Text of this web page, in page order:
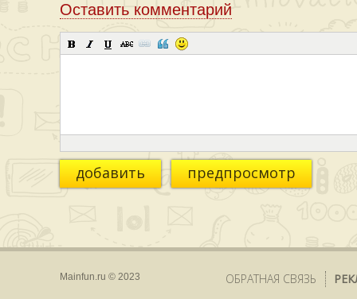
Оставить комментарий
добавить предпросмотр
Mainfun.ru © 2023 ОБРАТНАЯ СВЯЗЬ